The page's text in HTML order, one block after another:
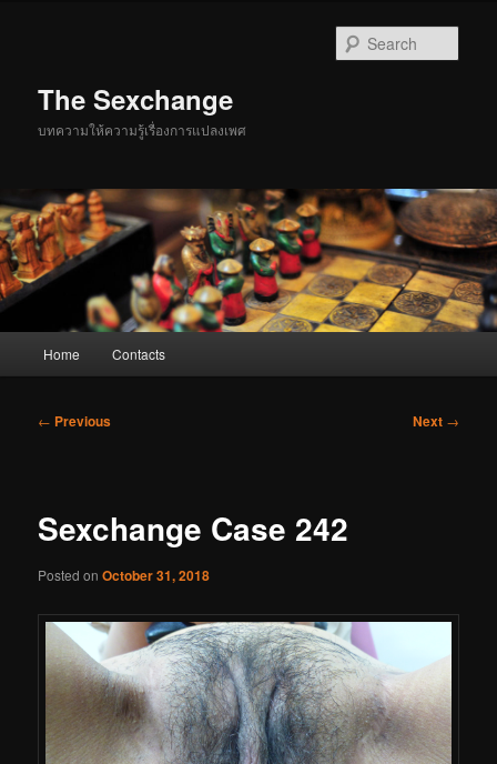
The Sexchange
บทความให้ความรู้เรื่องการแปลงเพศ
Home Contacts
Post
← Previous Next →
Sexchange Case 242
Posted onOctober 31, 2018